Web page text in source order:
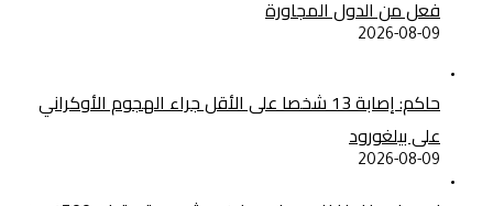
فعل من الدول المجاورة
2026-08-09
حاكم: إصابة 13 شخصا على الأقل جراء الهجوم الأوكراني
على بيلغورود
2026-08-09